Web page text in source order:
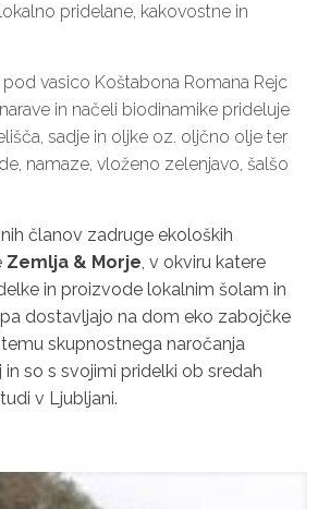
pridelane, kakovostne in
pod vasico Koštabona Romana Rejc
in načeli biodinamike prideluje
sadje in oljke oz. oljčno olje ter
namaze, vloženo zelenjavo, šalšo
članov zadruge ekoloških
Zemlja & Morje, v okviru katere
in proizvode lokalnim šolam in
dostavljajo na dom eko zabojčke
skupnostnega naročanja
in so s svojimi pridelki ob sredah
v Ljubljani.